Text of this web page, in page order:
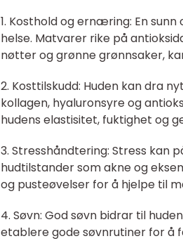
1. Kosthold og ernæring: En
helse. Matvarer rike på
nøtter og grønne grønnsaker,
2. Kosttilskudd: Huden kan dra
kollagen, hyaluronsyre og
hudens elastisitet, fuktighet og
3. Stresshåndtering: Stress kan
hudtilstander som akne og
og pusteøvelser for å hjelpe til
4. Søvn: God søvn bidrar til
etablere gode søvnrutiner for å